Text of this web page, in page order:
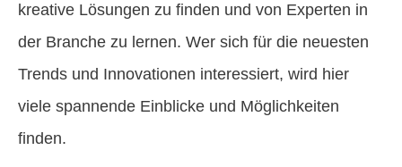
kreative Lösungen zu finden und von Experten in
der Branche zu lernen. Wer sich für die neuesten
Trends und Innovationen interessiert, wird hier
viele spannende Einblicke und Möglichkeiten
finden.